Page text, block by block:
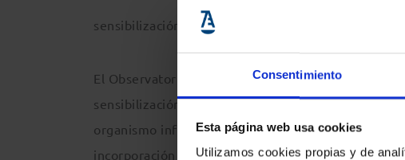
Consentimiento
Esta página web usa cookies
Utilizamos cookies propias y de
sensibilización social.
El Observatorio se estructura en cuatro grupos de
sensibilización; discurso de odio genérico; y
organismo informará al resto de integrantes de la
incorporación será sometida a votación en el